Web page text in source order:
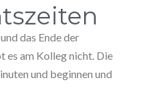
das Ende der
es am Kolleg nicht. Die
und beginnen und